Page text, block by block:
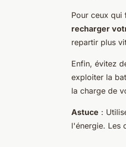
Pour ceux qui
recharger
repartir plus
Enfin, évitez
exploiter la
la charge de
Astuce :
l'énergie. Les